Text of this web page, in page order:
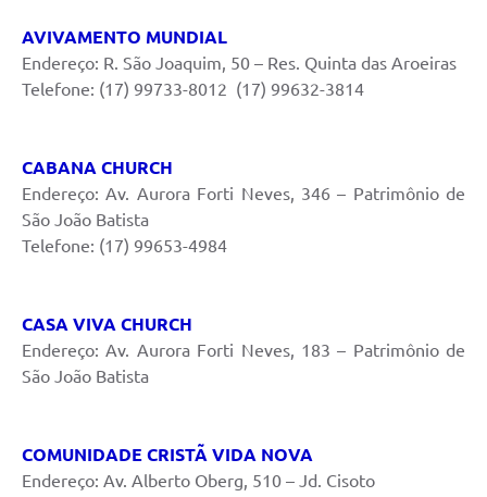
AVIVAMENTO MUNDIAL
Endereço: R. São Joaquim, 50 – Res. Quinta das Aroeiras
Telefone: (17) 99733-8012 (17) 99632-3814
CABANA CHURCH
Endereço: Av. Aurora Forti Neves, 346 – Patrimônio de
São João Batista
Telefone: (17) 99653-4984
CASA VIVA CHURCH
Endereço: Av. Aurora Forti Neves, 183 – Patrimônio de
São João Batista
COMUNIDADE CRISTÃ VIDA NOVA
Endereço: Av. Alberto Oberg, 510 – Jd. Cisoto